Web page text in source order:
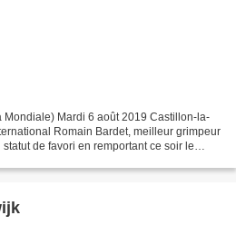
Romain Bardet, meilleur grimpeur
de favori en remportant ce soir le